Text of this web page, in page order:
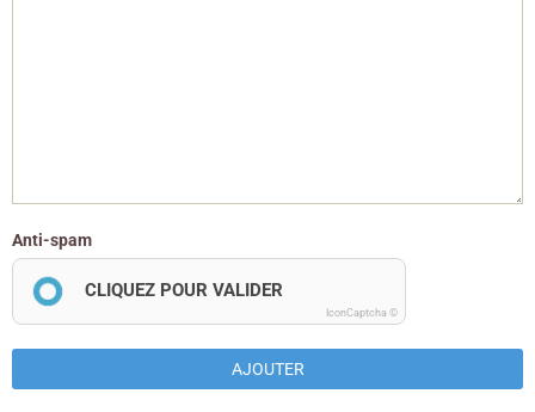
Anti-spam
CLIQUEZ POUR VALIDER
IconCaptcha ©
AJOUTER